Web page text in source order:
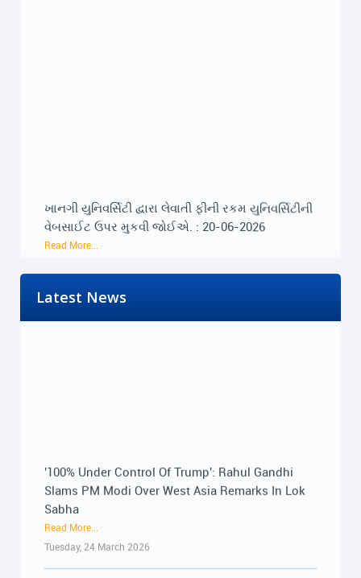
વેબસાઈટ ઉપર મુકવી જોઈએ. : 20-06-2026
Read More...
Saturday, 20 June 2026
ખાનગી યુનિવર્સિટી દ્વારા લેવાતી ફીની રકમ યુનિવર્સિટીની
Friday, 19 June 2026
૨૨-૨૩ જૂને રાજ્યભરના જિલ્લાઓમાં પ્રેસ કોન્ફરન્સ
દ્વારા વિદ્યાર્થીઓના અવાજને વાચા અપાશે : 19-06-
2026
Read More...
Latest News
Slams PM Modi Over West Asia Remarks In Lok
Sabha
Read More...
Tuesday, 24 March 2026
Rahul Gandhi targets BJP, RSS over ‘Vanvasis’